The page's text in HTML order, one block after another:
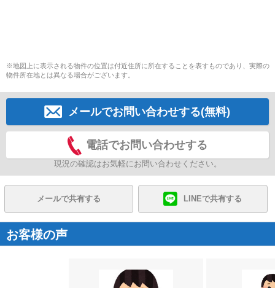
※地図上に表示される物件の位置は付近住所に所在することを表すものであり、実際の
物件所在地とは異なる場合がございます。
メールでお問い合わせする(無料)
電話でお問い合わせする
現況の確認はお気軽にお問い合わせください。
メールで共有する LINEで共有する
お客様の声